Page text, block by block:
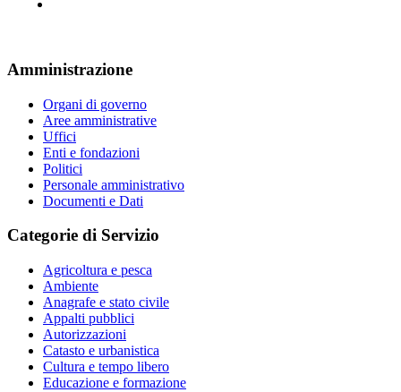
Amministrazione
Organi di governo
Aree amministrative
Uffici
Enti e fondazioni
Politici
Personale amministrativo
Documenti e Dati
Categorie di Servizio
Agricoltura e pesca
Ambiente
Anagrafe e stato civile
Appalti pubblici
Autorizzazioni
Catasto e urbanistica
Cultura e tempo libero
Educazione e formazione